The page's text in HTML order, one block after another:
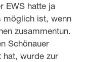
EWS hatte ja
möglich ist, wenn
zusammentun.
Schönauer
hat, wurde zur